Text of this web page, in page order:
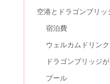
空港とドラゴンブリ
宿泊費
ウェルカムドリン
ドラゴンブリッジ
プール